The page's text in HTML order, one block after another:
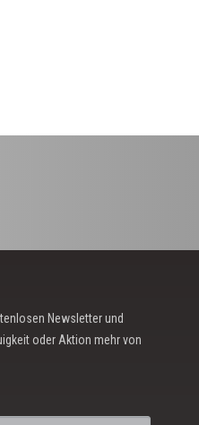
Newsletter und
oder Aktion mehr von